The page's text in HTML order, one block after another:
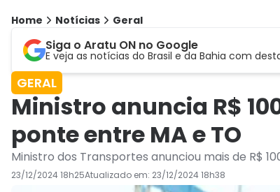
Home Notícias Geral
Siga o Aratu ON no Google
E veja as notícias do Brasil e da Bahia com
GERAL
Ministro anuncia R$
ponte entre MA e TO
Ministro dos Transportes anunciou mais de R$
23/12/2024 18h25Atualizado em: 23/12/2024 18h38